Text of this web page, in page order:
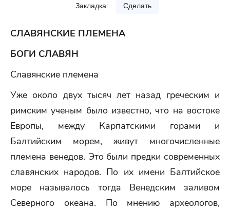
Закладка: Сделать
СЛАВЯНСКИЕ ПЛЕМЕНА
БОГИ СЛАВЯН
Славянские племена
Уже около двух тысяч лет назад греческим и
римским ученым было известно, что на востоке
Европы, между Карпатскими горами и
Балтийским морем, живут многочисленные
племена венедов. Это были предки современных
славянских народов. По их имени Балтийское
море называлось тогда Венедским заливом
Северного океана. По мнению археологов,